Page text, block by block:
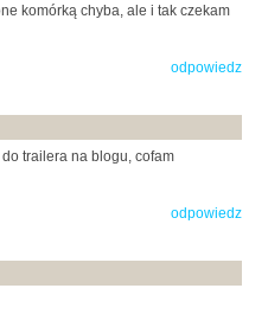
komórką chyba, ale i tak czekam
odpowiedz
trailera na blogu, cofam
odpowiedz